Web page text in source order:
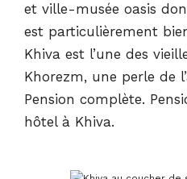
et ville-musée oasis
est particulièrement
Khiva est l’une des
Khorezm, une perle de
Pension complète.
hôtel à Khiva.